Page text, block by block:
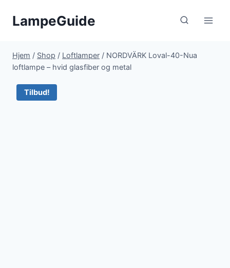
LampeGuide
Hjem / Shop / Loftlamper / NORDVÄRK Loval-40-Nua
loftlampe – hvid glasfiber og metal
Tilbud!